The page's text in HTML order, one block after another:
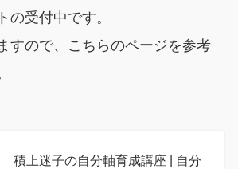
の受付中です。
すので、こちらのページを参考
積上迷子の自分軸育成講座 | 自分